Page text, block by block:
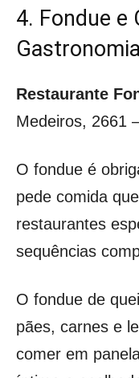
4. Fondue e
Restaurante
Medeiros, 2661
O fondue é
pede comida
restaurantes
sequências
O fondue de
pães, carnes e
comer em